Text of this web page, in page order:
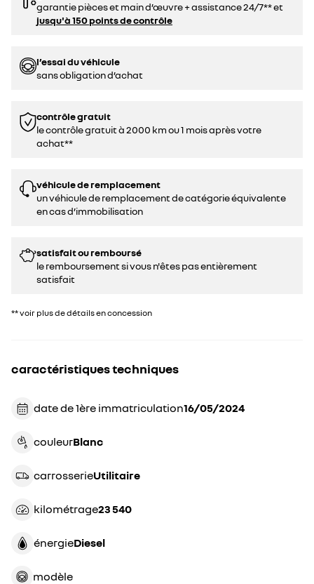
garantie pièces et main d’œuvre + assistance 24/7** et
jusqu'à 150 points de contrôle
l’essai du véhicule
sans obligation d’achat
contrôle gratuit
le contrôle gratuit à 2000 km ou 1 mois après votre
achat**
véhicule de remplacement
un véhicule de remplacement de catégorie équivalente
en cas d’immobilisation
satisfait ou remboursé
le remboursement si vous n'êtes pas entièrement
satisfait
** voir plus de détails en concession
caractéristiques techniques
date de 1ère immatriculation 16/05/2024
couleur blanc
carrosserie utilitaire
kilométrage 23 540
énergie diesel
modèle